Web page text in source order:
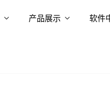
产品展示 软件